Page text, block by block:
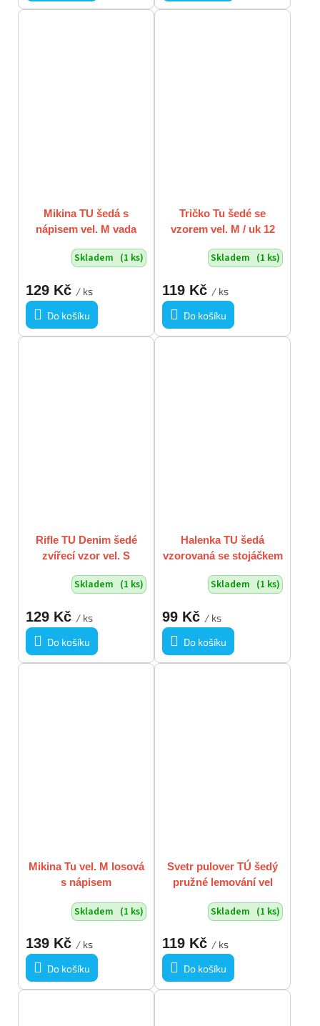
Mikina TU šedá s
nápisem vel. M vada
Skladem (1 ks)
129 Kč / ks
Do košíku
Tričko Tu šedé se
vzorem vel. M / uk 12
Skladem (1 ks)
119 Kč / ks
Do košíku
Rifle TU Denim šedé
zvířecí vzor vel. S
Skladem (1 ks)
129 Kč / ks
Do košíku
Halenka TU šedá
vzorovaná se stojáčkem
Skladem (1 ks)
99 Kč / ks
Do košíku
Mikina Tu vel. M losová
s nápisem
Skladem (1 ks)
139 Kč / ks
Do košíku
Svetr pulover TÚ šedý
pružné lemování vel
Skladem (1 ks)
119 Kč / ks
Do košíku